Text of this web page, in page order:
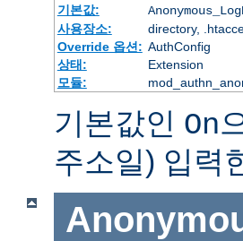
기본값:
사용장소:
directory,
Override 옵션: AuthConfig
상태:
Extension
모듈:
기본값인 On
주소일) 입력